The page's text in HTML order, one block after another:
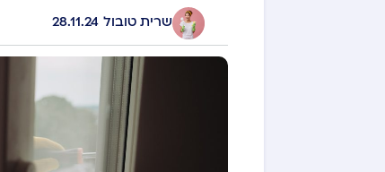
שרית טובול 28.11.24